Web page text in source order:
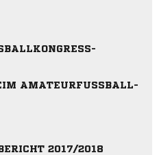
D
AMATEURFUSSBALL-K
2017/2018